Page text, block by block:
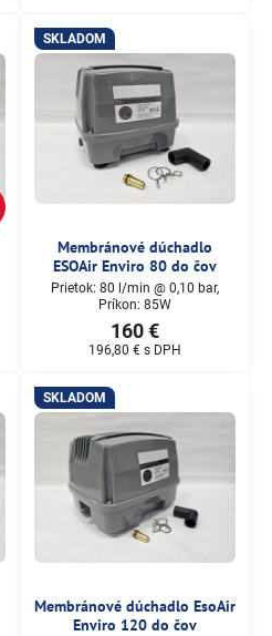
SKLADOM
Membránové dúchadlo
ESOAir Enviro 80 do čov
Prietok: 80 l/min @ 0,10 bar,
Príkon: 85W
160 €
196,80 € s DPH
SKLADOM
Membránové dúchadlo EsoAir
Enviro 120 do čov